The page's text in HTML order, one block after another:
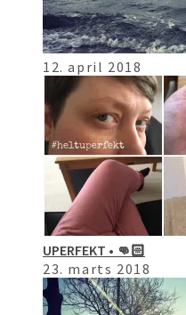
12. april 2018
UPERFEKT • 👊🏻
23. marts 2018